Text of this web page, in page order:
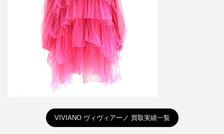
HOODIEフード付きチュールワンピース
買取金額13,000円
詳しく見る
VIVIANO ヴィヴィアーノ 買取実績一覧